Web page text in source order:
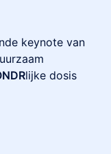
keynote van
lijke dosis